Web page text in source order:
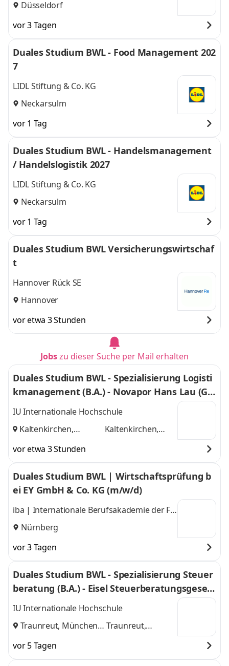
Düsseldorf
vor 3 Tagen
Duales Studium BWL - Food Management 202
7
LIDL Stiftung & Co. KG
Neckarsulm
vor 1 Tag
Duales Studium BWL - Handelsmanagement
/ Handelslogistik 2027
LIDL Stiftung & Co. KG
Neckarsulm
vor 1 Tag
Duales Studium BWL Versicherungswirtschaf
t
Hannover Rück SE
Hannover
vor etwa 3 Stunden
Jobszu dieser Suche per Mail erhalten
Duales Studium BWL - Spezialisierung Logisti
kmanagement (B.A.) - Novapor Hans Lau (G
mbH & Co) KG
IU Internationale Hochschule
Kaltenkirchen,
Kaltenkirchen,
vor etwa 3 Stunden
Duales Studium BWL | Wirtschaftsprüfung b
ei EY GmbH & Co. KG (m/w/d)
iba | Internationale Berufsakademie der F +
U Unternehmensgruppe gGmbH
Nürnberg
vor 3 Tagen
Duales Studium BWL - Spezialisierung Steuer
beratung (B.A.) - Eisel Steuerberatungsgesell
schaft mbH & Co. KG
IU Internationale Hochschule
Traunreut, München
Traunreut,
vor 5 Tagen